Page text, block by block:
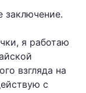
заключение.
я работаю
взгляда на
с